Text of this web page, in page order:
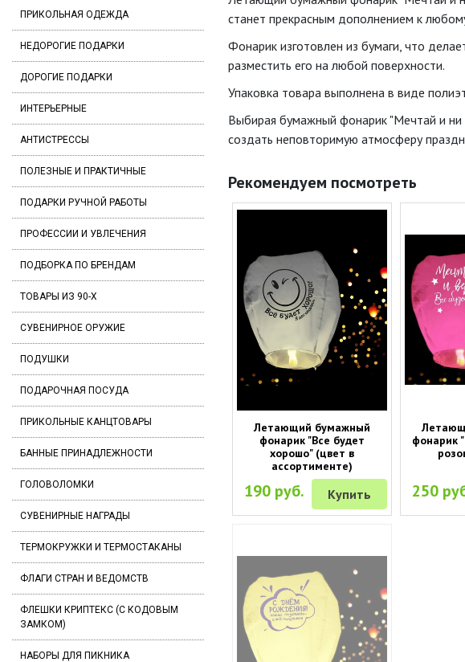
ПРИКОЛЬНАЯ ОДЕЖДА
НЕДОРОГИЕ ПОДАРКИ
ДОРОГИЕ ПОДАРКИ
ИНТЕРЬЕРНЫЕ
АНТИСТРЕССЫ
ПОЛЕЗНЫЕ И ПРАКТИЧНЫЕ
ПОДАРКИ РУЧНОЙ РАБОТЫ
ПРОФЕССИИ И УВЛЕЧЕНИЯ
ПОДБОРКА ПО БРЕНДАМ
ТОВАРЫ ИЗ 90-Х
СУВЕНИРНОЕ ОРУЖИЕ
ПОДУШКИ
ПОДАРОЧНАЯ ПОСУДА
ПРИКОЛЬНЫЕ КАНЦТОВАРЫ
БАННЫЕ ПРИНАДЛЕЖНОСТИ
ГОЛОВОЛОМКИ
СУВЕНИРНЫЕ НАГРАДЫ
ТЕРМОКРУЖКИ И ТЕРМОСТАКАНЫ
ФЛАГИ СТРАН И ВЕДОМСТВ
ФЛЕШКИ КРИПТЕКС (С КОДОВЫМ
ЗАМКОМ)
НАБОРЫ ДЛЯ ПИКНИКА
станет прекрасным дополнением к
Фонарик изготовлен из бумаги, что
разместить его на любой поверхности.
Упаковка товара выполнена в виде
Выбирая бумажный фонарик "Мечтай и ни
создать неповторимую атмосферу
Рекомендуем посмотреть
Летающий бумажный
фонарик "Все будет
хорошо" (цвет в
ассортименте)
190 руб. Купить
фонарик
250